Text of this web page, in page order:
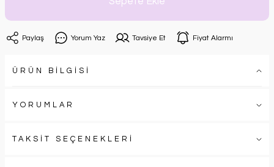
Paylaş Yorum Yaz Tavsiye Et Fiyat Alarmı
ÜRÜN BİLGİSİ
YORUMLAR
TAKSİT SEÇENEKLERİ